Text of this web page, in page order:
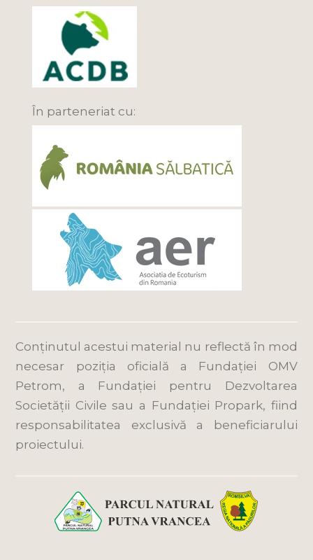
În parteneriat cu:
Conținutul acestui material nu reflectă în mod
necesar poziția oficială a Fundației OMV
Petrom, a Fundației pentru Dezvoltarea
Societății Civile sau a Fundației Propark, fiind
responsabilitatea exclusivă a beneficiarului
proiectului.